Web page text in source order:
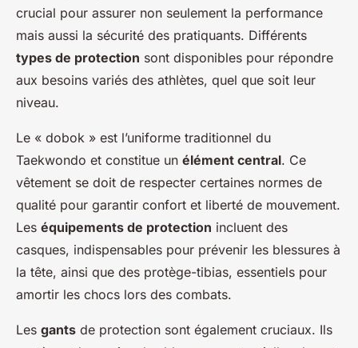
crucial pour assurer non seulement la performance
mais aussi la sécurité des pratiquants. Différents
types de protection sont disponibles pour répondre
aux besoins variés des athlètes, quel que soit leur
niveau.
Le « dobok » est l’uniforme traditionnel du
Taekwondo et constitue un élément central. Ce
vêtement se doit de respecter certaines normes de
qualité pour garantir confort et liberté de mouvement.
Les équipements de protection incluent des
casques, indispensables pour prévenir les blessures à
la tête, ainsi que des protège-tibias, essentiels pour
amortir les chocs lors des combats.
Les gants de protection sont également cruciaux. Ils